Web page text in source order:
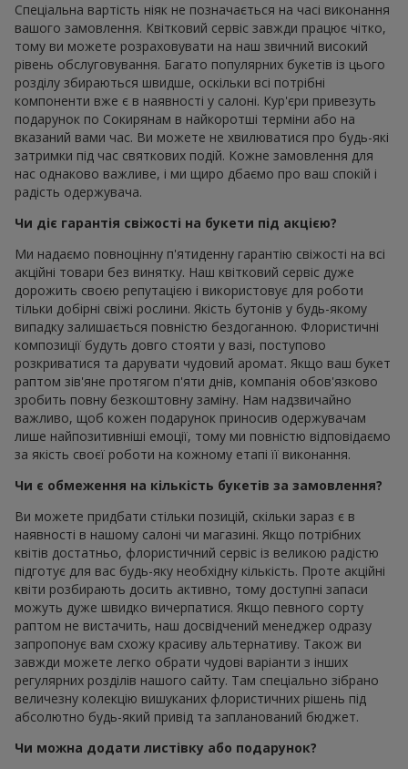
Спеціальна вартість ніяк не позначається на часі виконання
вашого замовлення. Квітковий сервіс завжди працює чітко,
тому ви можете розраховувати на наш звичний високий
рівень обслуговування. Багато популярних букетів із цього
розділу збираються швидше, оскільки всі потрібні
компоненти вже є в наявності у салоні. Кур'єри привезуть
подарунок по Сокирянам в найкоротші терміни або на
вказаний вами час. Ви можете не хвилюватися про будь-які
затримки під час святкових подій. Кожне замовлення для
нас однаково важливе, і ми щиро дбаємо про ваш спокій і
радість одержувача.
Чи діє гарантія свіжості на букети під акцією?
Ми надаємо повноцінну п'ятиденну гарантію свіжості на всі
акційні товари без винятку. Наш квітковий сервіс дуже
дорожить своєю репутацією і використовує для роботи
тільки добірні свіжі рослини. Якість бутонів у будь-якому
випадку залишається повністю бездоганною. Флористичні
композиції будуть довго стояти у вазі, поступово
розкриватися та дарувати чудовий аромат. Якщо ваш букет
раптом зів'яне протягом п'яти днів, компанія обов'язково
зробить повну безкоштовну заміну. Нам надзвичайно
важливо, щоб кожен подарунок приносив одержувачам
лише найпозитивніші емоції, тому ми повністю відповідаємо
за якість своєї роботи на кожному етапі її виконання.
Чи є обмеження на кількість букетів за замовлення?
Ви можете придбати стільки позицій, скільки зараз є в
наявності в нашому салоні чи магазині. Якщо потрібних
квітів достатньо, флористичний сервіс із великою радістю
підготує для вас будь-яку необхідну кількість. Проте акційні
квіти розбирають досить активно, тому доступні запаси
можуть дуже швидко вичерпатися. Якщо певного сорту
раптом не вистачить, наш досвідчений менеджер одразу
запропонує вам схожу красиву альтернативу. Також ви
завжди можете легко обрати чудові варіанти з інших
регулярних розділів нашого сайту. Там спеціально зібрано
величезну колекцію вишуканих флористичних рішень під
абсолютно будь-який привід та запланований бюджет.
Чи можна додати листівку або подарунок?